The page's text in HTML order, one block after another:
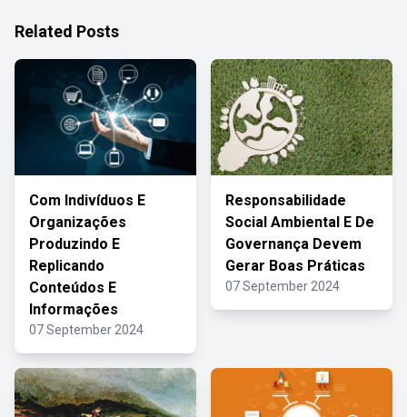
Related Posts
Com Indivíduos E
Organizações
Produzindo E
Replicando
Conteúdos E
Informações
07 September 2024
Responsabilidade
Social Ambiental E De
Governança Devem
Gerar Boas Práticas
07 September 2024